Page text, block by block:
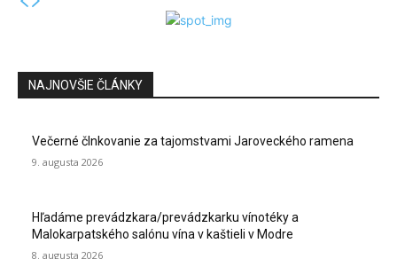
NAJNOVŠIE ČLÁNKY
Večerné člnkovanie za tajomstvami Jaroveckého ramena
9. augusta 2026
Hľadáme prevádzkara/prevádzkarku vínotéky a
Malokarpatského salónu vína v kaštieli v Modre
8. augusta 2026